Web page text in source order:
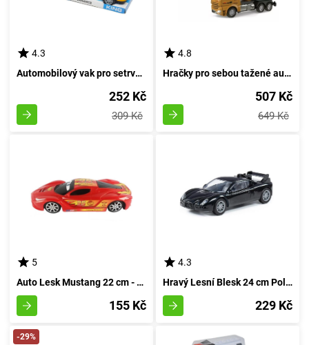
4.3
Automobilový vak pro setrvačník
252 Kč
309 Kč
4.8
Hračky pro sebou tažené autíčka
507 Kč
649 Kč
5
Auto Lesk Mustang 22 cm - rudá
155 Kč
4.3
Hravý Lesní Blesk 24 cm Polesie - rudá
229 Kč
-29%